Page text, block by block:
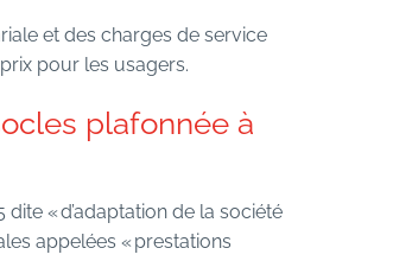
et des charges de service
pour les usagers.
plafonnée à
« d’adaptation de la société
appelées « prestations